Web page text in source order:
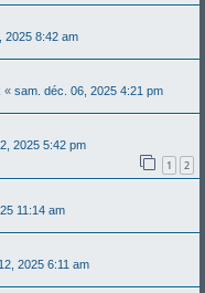
2025 8:42 am
« sam. déc. 06, 2025 4:21 pm
2025 5:42 pm
1 2
11:14 am
2025 6:11 am